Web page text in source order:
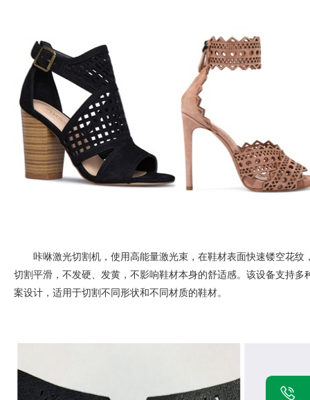
咔咻激光切割机，使用高能量激光束，在鞋材表面快速镂空花
切割平滑，不发硬、发黄，不影响鞋材本身的舒适感。该设备支持多
案设计，适用于切割不同形状和不同材质的鞋材。